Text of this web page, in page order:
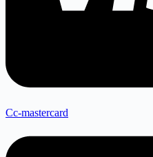
Cc-mastercard